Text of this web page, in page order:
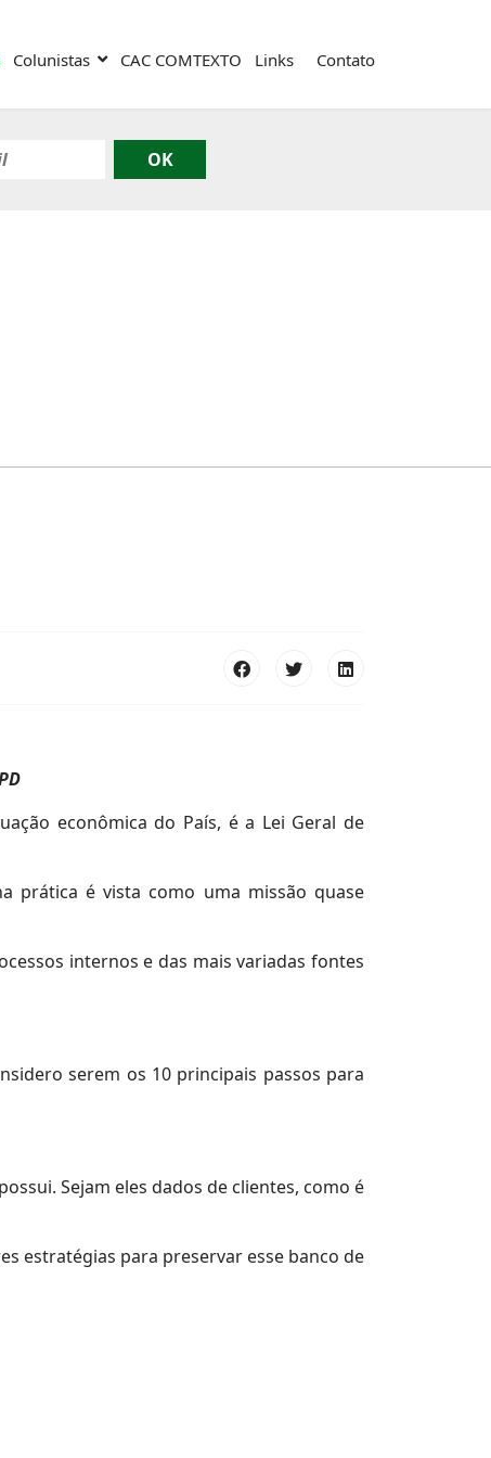
Colunistas CAC COMTEXTO Links Contato
econômica do País, é a Lei Geral de
prática é vista como uma missão quase
internos e das mais variadas fontes
serem os 10 principais passos para
Sejam eles dados de clientes, como é
estratégias para preservar esse banco de